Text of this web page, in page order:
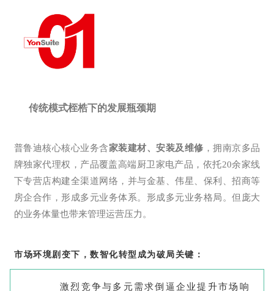
传统模式桎梏下的发展瓶颈期
普鲁迪核心核心业务含家装建材、安装及维修 ，拥南京多品
牌独家代理权，产品覆盖高端厨卫家电产品，依托20余家线
下专营店构建全渠道网络，并与金基、伟星、保利、招商等
房企合作，形成多元业务体系。形成多元业务格局。但庞大
的业务体量也带来管理运营压力。
市场环境剧变下，数智化转型成为破局关键：
激烈竞争与多元需求倒逼企业提升市场响